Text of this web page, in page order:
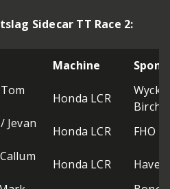
Sidecar TT Race 2:
Machine
Honda LCR
Jevan
Honda LCR FHO
Honda LCR